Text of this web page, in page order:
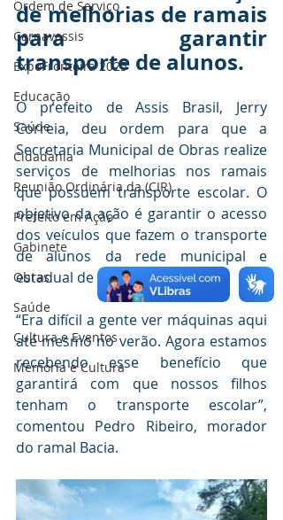
Ordem de Serviço
Carnavassis
ExpoFronteira 2025
Educação
Saúde
Cidadania
Reunião Ordinária da (CIR)
Prefeito em Ação
Gabinete
Obras
Saúde
Cultura e Eventos
Memória e Cultura
de melhorias de ramais
para garantir
transporte de alunos.
O prefeito de Assis Brasil, Jerry
Correia, deu ordem para que a
Secretaria Municipal de Obras realize
serviços de melhorias nos ramais
que possuem transporte escolar. O
objetivo da ação é garantir o acesso
dos veículos que fazem o transporte
de alunos da rede municipal e
estadual de ensino.
“Era difícil a gente ver máquinas aqui
até mesmo no verão. Agora estamos
recebendo esse benefício que
garantirá com que nossos filhos
tenham o transporte escolar”,
comentou Pedro Ribeiro, morador
do ramal Bacia.